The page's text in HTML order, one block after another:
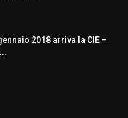
2018 arriva la CIE –